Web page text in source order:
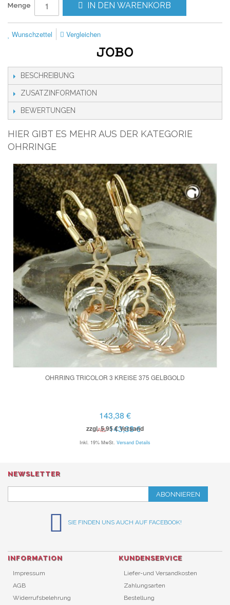
Menge IN DEN WARENKORB
Wunschzettel Vergleichen
BESCHREIBUNG
ZUSATZINFORMATION
BEWERTUNGEN
HIER GIBT ES MEHR AUS DER KATEGORIE
OHRRINGE
OHRRING TRICOLOR 3 KREISE 375 GELBGOLD
143,38 €
AB: 143,38 €
zzgl. 5,95 € Versand
Inkl. 19% MwSt. Versand Details
NEWSLETTER
ABONNIEREN
SIE FINDEN UNS AUCH AUF FACEBOOK!
INFORMATION
Impressum
AGB
Widerrufsbelehrung
KUNDENSERVICE
Liefer-und Versandkosten
Zahlungsarten
Bestellung